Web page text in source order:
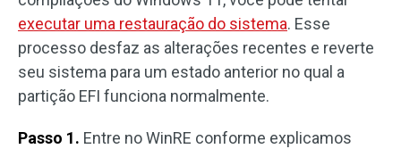
executar uma restauração do sistema. Esse
processo desfaz as alterações recentes e reverte
seu sistema para um estado anterior no qual a
partição EFI funciona normalmente.
Passo 1. Entre no WinRE conforme explicamos